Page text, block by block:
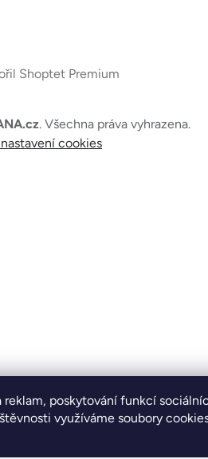
reklam, poskytování funkcí
využíváme soubory
Shoptet Premium
. Všechna práva vyhrazena.
cookies